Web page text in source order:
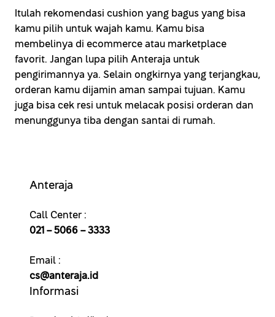
Itulah rekomendasi cushion yang bagus yang bisa
kamu pilih untuk wajah kamu. Kamu bisa
membelinya di ecommerce atau marketplace
favorit. Jangan lupa pilih Anteraja untuk
pengirimannya ya. Selain ongkirnya yang terjangkau,
orderan kamu dijamin aman sampai tujuan. Kamu
juga bisa cek resi untuk melacak posisi orderan dan
menunggunya tiba dengan santai di rumah.
Anteraja
Call Center :
021 – 5066 – 3333
Email :
cs@anteraja.id
Informasi